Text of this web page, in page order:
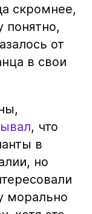
скромнее,
от
в свои
, что
в
но
морально